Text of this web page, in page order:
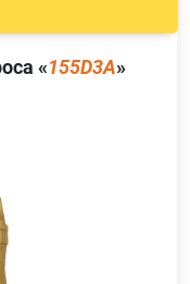
«155D3A»